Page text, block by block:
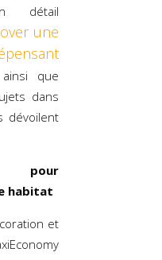
détail
une
que
dans
dévoilent
pour
habitat
et